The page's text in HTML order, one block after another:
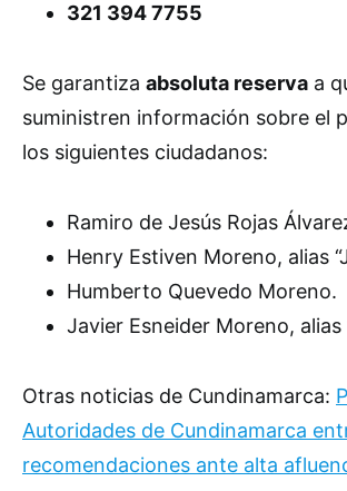
321 394 7755
Se garantiza absoluta reserva a
suministren información sobre el
los siguientes ciudadanos:
Ramiro de Jesús Rojas
Henry Estiven Moreno, alias
Humberto Quevedo Moreno.
Javier Esneider Moreno, alias
Otras noticias de Cundinamarca:
Autoridades de Cundinamarca
recomendaciones ante alta